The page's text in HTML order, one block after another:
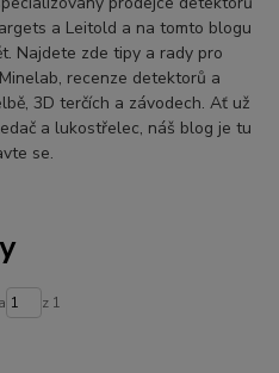
Karlovy Vary
Equinox 900
hledání pokladů
a Leitold a na tomto blogu
Najdete zde tipy a rady pro
recenze detektorů a
3D terčích a závodech. Ať už
a lukostřelec, náš blog je tu
se.
z 1